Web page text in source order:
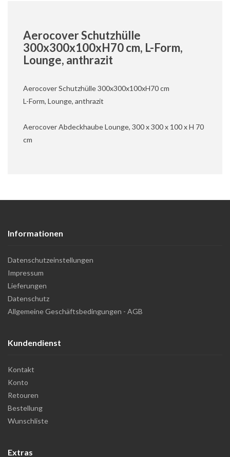
Aerocover Schutzhülle
300x300x100xH70 cm, L-Form,
Lounge, anthrazit
Aerocover Schutzhülle 300x300x100xH70 cm
L-Form, Lounge, anthrazit
Aerocover Abdeckhaube Lounge, 300 x 300 x 100 x H 70
cm
Informationen
Datenschutzeinstellungen
Impressum
Lieferungen
Datenschutz
Allgemeine Geschäftsbedingungen - AGB
Kundendienst
Kontakt
Konto
Retouren
Bestellung
Wunschliste
Extras